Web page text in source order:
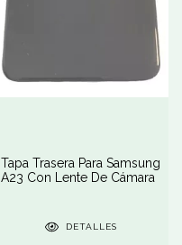
Tapa Trasera Para Samsung
A23 Con Lente De Cámara
DETALLES